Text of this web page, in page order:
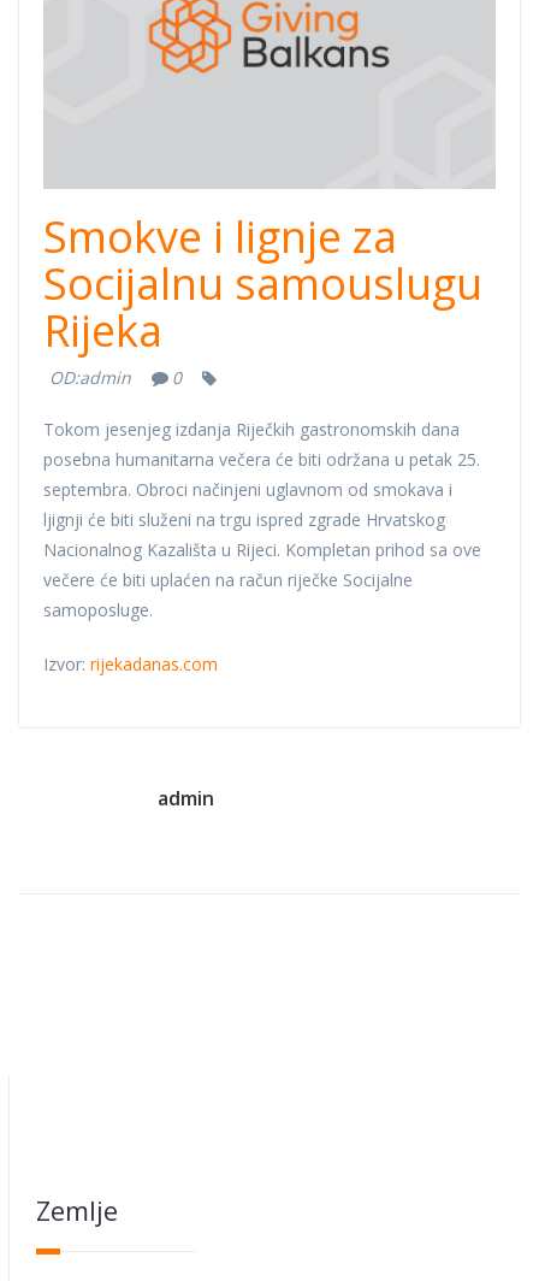
Smokve i lignje za
Socijalnu samouslugu
Rijeka
OD:admin 0
Tokom jesenjeg izdanja Riječkih gastronomskih dana
posebna humanitarna večera će biti održana u petak 25.
septembra. Obroci načinjeni uglavnom od smokava i
ljignji će biti služeni na trgu ispred zgrade Hrvatskog
Nacionalnog Kazališta u Rijeci. Kompletan prihod sa ove
večere će biti uplaćen na račun riječke Socijalne
samoposluge.
Izvor: rijekadanas.com
admin
Zemlje